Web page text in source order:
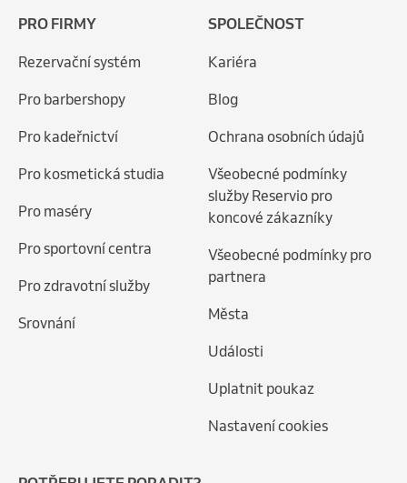
PRO FIRMY
Rezervační systém
Pro barbershopy
Pro kadeřnictví
Pro kosmetická studia
Pro maséry
Pro sportovní centra
Pro zdravotní služby
Srovnání
SPOLEČNOST
Kariéra
Blog
Ochrana osobních údajů
Všeobecné podmínky
služby Reservio pro
koncové zákazníky
Všeobecné podmínky pro
partnera
Města
Události
Uplatnit poukaz
Nastavení cookies